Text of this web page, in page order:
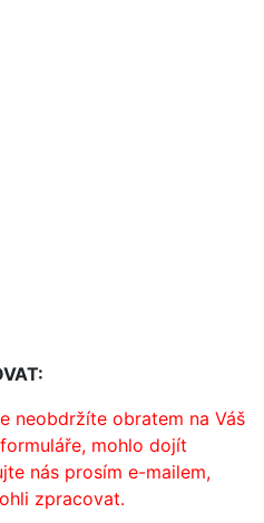
neobdržíte obratem na Váš
mohlo dojít
nás prosím e-mailem,
zpracovat.